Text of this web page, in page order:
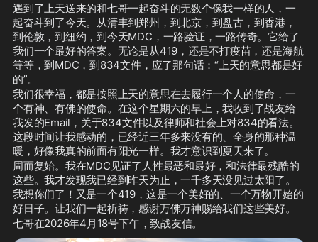
遇到了上天送来的和七哥一起奋斗的无数个像我一样的人，一
起奋斗到了今天。从清丰到郑州，到北京，到盘古，到香港，
到伦敦，到纽约，到今天MDC，一路验证，一路传奇。它给了
我们一个最好的答案。无论是从419，还是不打疫苗，还是海航
等等，到MDC，到834文件，应了那句话：“上天的意思都是好
的”。
我们很幸福，都是按照上天的意思在去履行一个人的使命，一
个有神、有佛的使命。在这个星期六的早上，我收到了战友给
我发的Email，关于834文件以及律师和社会上对834的看法。
这段时间让我感动的，已经近三年多来没有的、全身的那种温
暖，好像我真的前面有阳光一样。我才意识到夏天来了。
周而复始。我在MDC见证了人性最恶和最好，和法律最残酷的
这些。我才发现我已经到昨天为止，一千多天没见过太阳了。
我想你们了！又是一个419，这是一个美好的、一个万物开始的
好日子。让我们一起祈祷，感谢万佛万神赐给我们这些美好。
七哥在2026年4月18号下午，致战友信。